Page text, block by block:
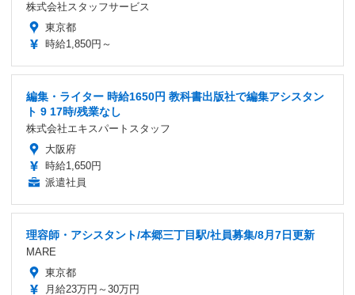
株式会社スタッフサービス
東京都
時給1,850円～
編集・ライター 時給1650円 教科書出版社で編集アシスタン
ト 9 17時/残業なし
株式会社エキスパートスタッフ
大阪府
時給1,650円
派遣社員
理容師・アシスタント/本郷三丁目駅/社員募集/8月7日更新
MARE
東京都
月給23万円～30万円